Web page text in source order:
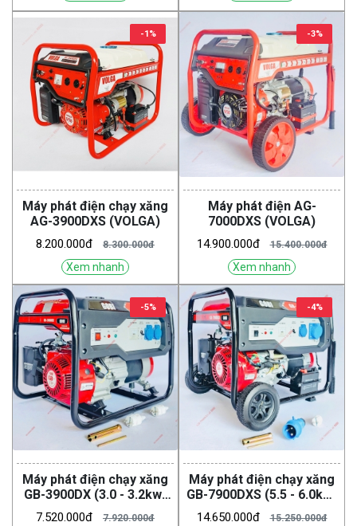
Máy phát điện chạy xăng
AG-3900DXS (VOLGA)
8.200.000đ 8.300.000đ
-1%
Xem nhanh
Máy phát điện AG-
7000DXS (VOLGA)
14.900.000đ 15.400.000đ
-3%
Xem nhanh
Máy phát điện chạy xăng
GB-3900DX (3.0 - 3.2kw)
(GOBI)
7.520.000đ 7.920.000đ
-5%
Máy phát điện chạy xăng
GB-7900DXS (5.5 - 6.0kw)
(GOBI)
14.650.000đ 15.250.000đ
-4%